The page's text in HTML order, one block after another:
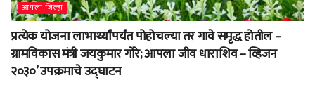
आपला जिल्हा
प्रत्येक योजना लाभार्थ्यांपर्यंत पोहोचल्या तर गावे समृद्ध होतील –
ग्रामविकास मंत्री जयकुमार गोरे; आपला जीव धाराशिव – व्हिजन
२०३०’ उपक्रमाचे उद्घाटन